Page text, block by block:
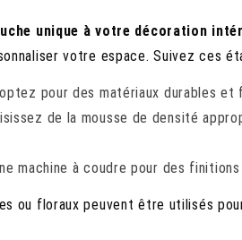
unique à votre décoration
votre espace. Suivez ces
optez pour des matériaux durables
de la mousse de densité
machine à coudre pour des
ou floraux peuvent être utilisés